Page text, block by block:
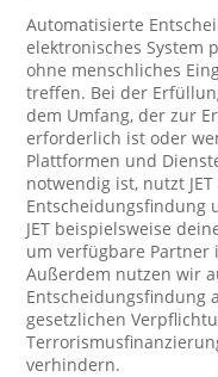
Automatisierte
elektronisches System
ohne menschliches
treffen. Bei der
dem Umfang, der zur
erforderlich ist oder
Plattformen und
notwendig ist, nutzt
Entscheidungsfindung
JET beispielsweise
um verfügbare Partner
Außerdem nutzen wir
Entscheidungsfindung
gesetzlichen
verhindern.